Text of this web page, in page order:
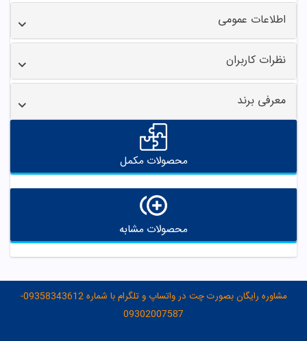
اطلاعات عمومی
نظرات کاربران
معرفی برند
محصولات مکمل
محصولات مشابه
مشاوره رایگان بصورت چت در واتساپ و تلگرام با شماره 09358343612-
09302007587